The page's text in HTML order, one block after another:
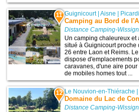
11 Guignicourt|Aisne
Camping au Bord de
Distance Camping-
Un camping chaleureux et
situé à Guignicourt proche
26 entre Laon et Reims.
dispose d'emplacements
caravanes, d'une aire
de mobiles homes tout ...
12 Le Nouvion-en-Thiérache |
Domaine du Lac de
Distance Camping-